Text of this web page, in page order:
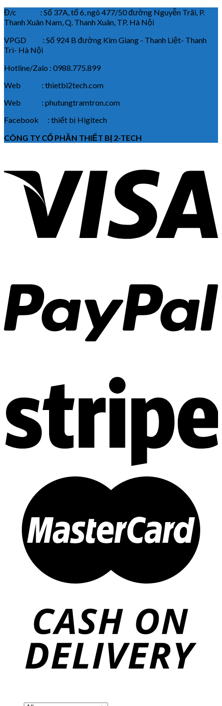
Đ/c : Số 37A, tổ 6, ngõ 477/50 đường Nguyễn Trãi, P.
Thanh Xuân Nam, Q. Thanh Xuân, TP. Hà Nội
VPGD : Số 924 B đường Kim Giang - Thanh Liệt- Thanh
Trì- Hà Nội
Hotline/Zalo : 0988.775.899
Web : thietbi2tech.com
Web : phutungtramtron.com
Facebook : thiết bị Higitech
CÔNG TY CỔ PHẦN THIẾT BỊ 2-TECH